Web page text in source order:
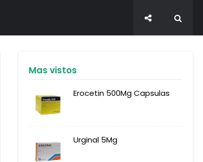
Mas vistos
Erocetin 500Mg Capsulas
Urginal 5Mg